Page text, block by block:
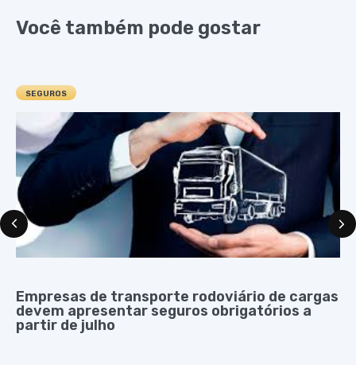
Você também pode gostar
SEGUROS
Empresas de transporte rodoviário de cargas
devem apresentar seguros obrigatórios a
partir de julho